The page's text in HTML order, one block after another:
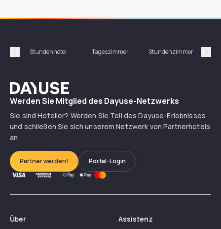
Précédent
Stundenhotel Tageszimmer Stundenzimmer
Dayuse
Werden Sie Mitglied des Dayuse-Netzwerks
Sie sind Hotelier? Werden Sie Teil des Dayuse-Erlebnisses
und schließen Sie sich unserem Netzwerk von Partnerhotels
an
Partner werden! Portal-Login
Über Assistenz